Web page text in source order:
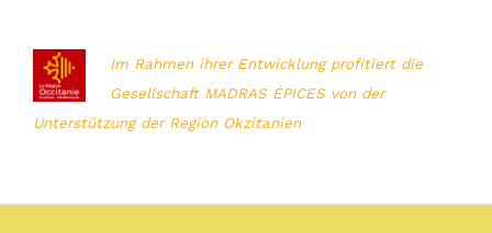
Im Rahmen ihrer Entwicklung profitiert die
Gesellschaft MADRAS ÉPICES von der
Unterstützung der Region Okzitanien